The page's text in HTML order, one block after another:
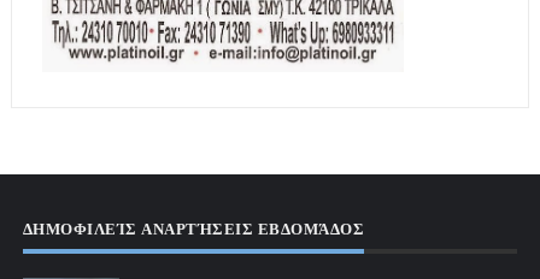
ΔΗΜΟΦΙΛΕΊΣ ΑΝΑΡΤΉΣΕΙΣ ΕΒΔΟΜΆΔΟΣ